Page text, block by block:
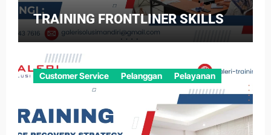
TRAINING FRONTLINER SKILLS
Customer Service Pelanggan Pelayanan